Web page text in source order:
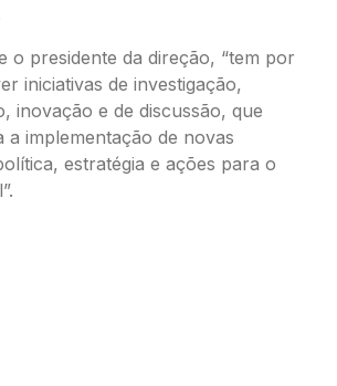
o presidente da direção, “tem por
iniciativas de investigação,
inovação e de discussão, que
implementação de novas
estratégia e ações para o